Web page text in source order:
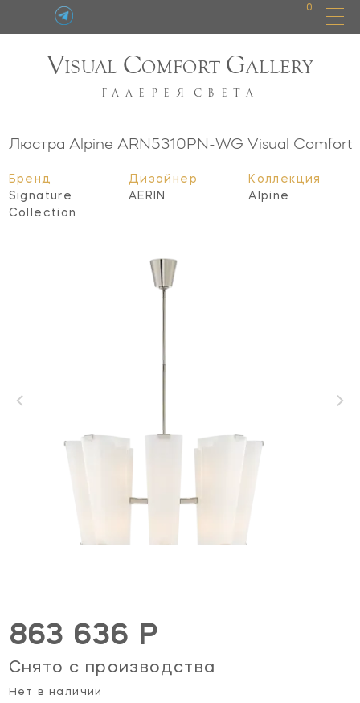
0
VISUAL COMFORT GALLERY
ГАЛЕРЕЯ СВЕТА
Люстра Alpine ARN5310PN-WG Visual Comfort
Бренд
Signature
Collection
Дизайнер
AERIN
Коллекция
Alpine
863 636 Р
Снято с производства
Нет в наличии